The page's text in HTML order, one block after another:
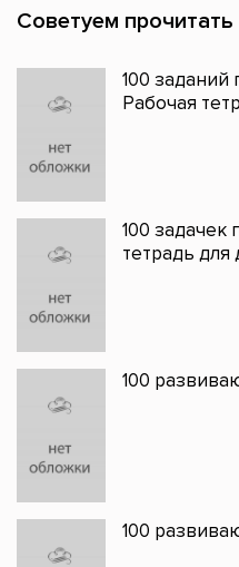
Советуем
100
Рабочая
100 задачек
тетрадь для
100
100